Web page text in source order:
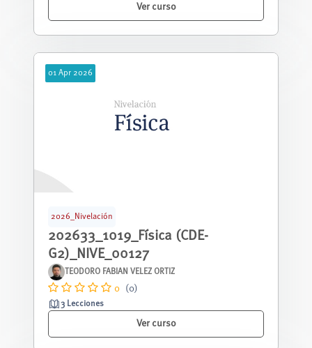
Ver curso
01 Apr 2026
2026_Nivelación
202633_1019_Física (CDE-
G2)_NIVE_00127
TEODORO FABIAN VELEZ ORTIZ
0 (0)
3 Lecciones
Ver curso